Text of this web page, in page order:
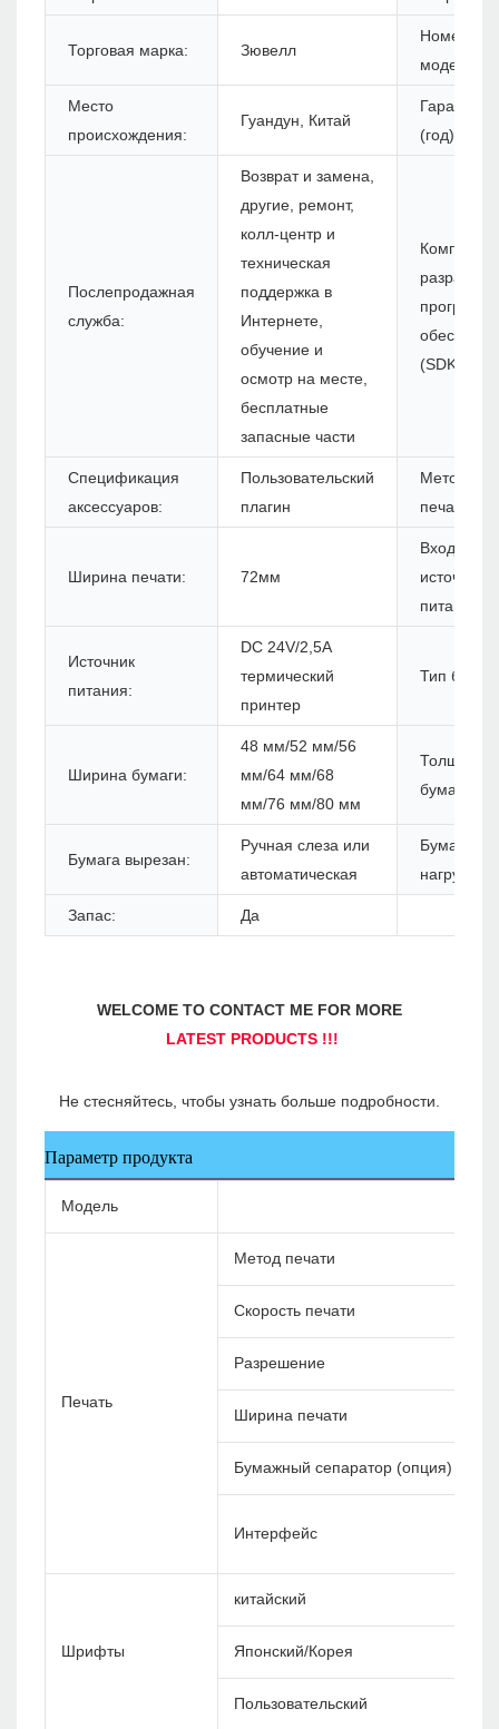
Торговая марка: Зювелл
Номер
модели:
Место
происхождения:
Гуандун, Китай
Гарантия
(год):
Послепродажная
служба:
Возврат и замена,
другие, ремонт,
колл-центр и
техническая
поддержка в
Интернете,
обучение и
осмотр на месте,
бесплатные
запасные части
Комплект
(SDK):
Спецификация
аксессуаров:
Пользовательский
плагин
Метод
печати:
Ширина печати: 72мм
Вход
источника
питания:
Источник
питания:
DC 24V/2,5A
термический
принтер
Тип
Ширина бумаги:
48 мм/52 мм/56
мм/64 мм/68
мм/76 мм/80 мм
Толщина
бумаги:
Бумага вырезан:
Ручная слеза или
автоматическая
Бумажная
нагрузка:
Запас: Да
Параметр продукта
Модель
Печать
Метод печати
Скорость печати
Разрешение
Ширина печати
Бумажный сепаратор (опция)
Интерфейс
Шрифты
китайский
Японский/Корея
Пользовательский